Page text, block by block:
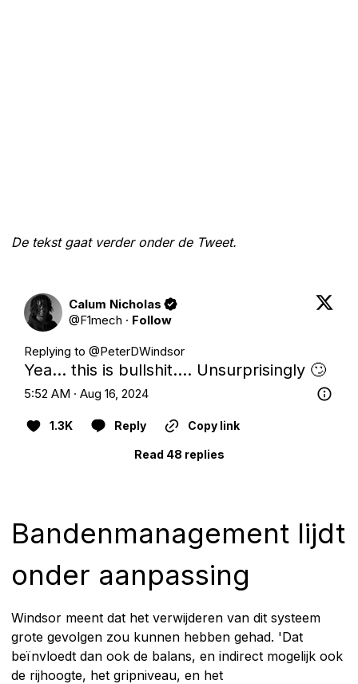
De tekst gaat verder onder de Tweet.
Calum Nicholas
@F1mech · Follow
Replying to @PeterDWindsor
Yea… this is bullshit…. Unsurprisingly 🙄
5:52 AM · Aug 16, 2024
1.3K Reply Copy link
Read 48 replies
Bandenmanagement lijdt
onder aanpassing
Windsor meent dat het verwijderen van dit systeem
grote gevolgen zou kunnen hebben gehad. 'Dat
beïnvloedt dan ook de balans, en indirect mogelijk ook
de rijhoogte, het gripniveau, en het